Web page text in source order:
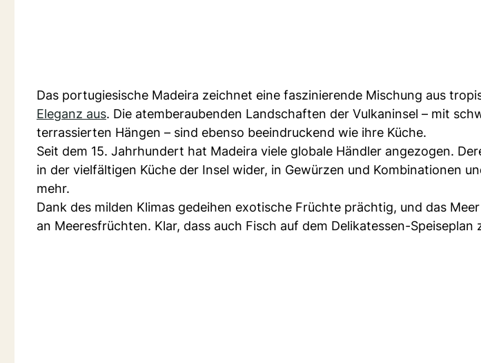
Das portugiesische Madeira zeichnet eine faszinierende Mischung aus
Eleganz aus. Die atemberaubenden Landschaften der Vulkaninsel – mit
terrassierten Hängen – sind ebenso beeindruckend wie ihre Küche.
Seit dem 15. Jahrhundert hat Madeira viele globale Händler angezogen.
in der vielfältigen Küche der Insel wider, in Gewürzen und Kombinationen
mehr.
Dank des milden Klimas gedeihen exotische Früchte prächtig, und das
an Meeresfrüchten. Klar, dass auch Fisch auf dem Delikatessen-Speiseplan